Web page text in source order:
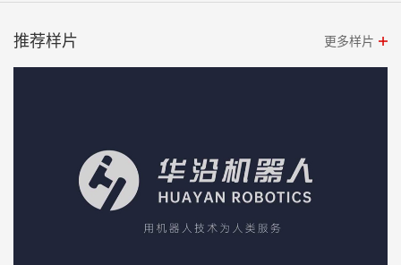
推荐样片 更多样片